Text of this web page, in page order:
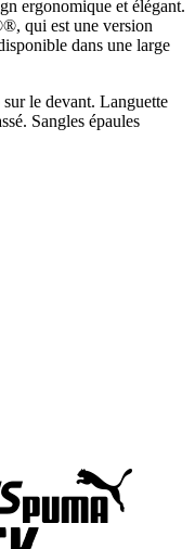
ergonomique et élégant.
qui est une version
dans une large
le devant. Languette
Sangles épaules